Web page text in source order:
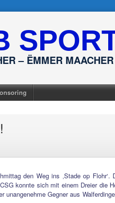
– ËMMER MAACHER
den Weg ins ‚Stade op
konnte sich mit einem Dreier die
Gegner aus